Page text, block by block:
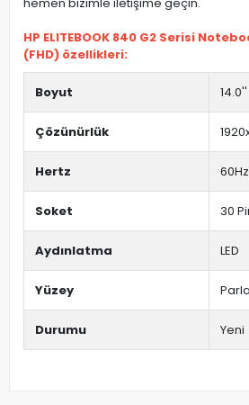
HP ELITEBOOK 840 G2 Serisi
(FHD) özellikleri:
Boyut 14.0''
Çözünürlük
Hertz 60Hz
Soket 30
Aydınlatma LED
Yüzey
Durumu Yeni